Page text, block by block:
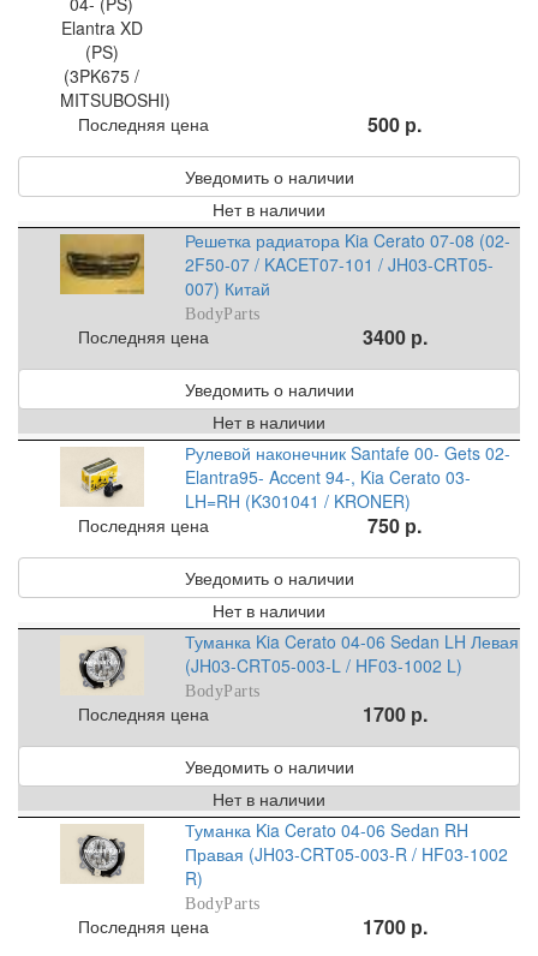
Последняя цена 500 р.
Уведомить о наличии
Нет в наличии
Решетка радиатора Kia Cerato 07-08 (02-
2F50-07 / KACET07-101 / JH03-CRT05-
007) Китай
BodyParts
Последняя цена 3400 р.
Уведомить о наличии
Нет в наличии
Рулевой наконечник Santafe 00- Gets 02-
Elantra95- Accent 94-, Kia Cerato 03-
LH=RH (K301041 / KRONER)
Последняя цена
750 р.
Уведомить о наличии
Нет в наличии
Туманка Kia Cerato 04-06 Sedan LH Левая
(JH03-CRT05-003-L / HF03-1002 L)
BodyParts
Последняя цена 1700 р.
Уведомить о наличии
Нет в наличии
Туманка Kia Cerato 04-06 Sedan RH
Правая (JH03-CRT05-003-R / HF03-1002
R)
BodyParts
Последняя цена 1700 р.